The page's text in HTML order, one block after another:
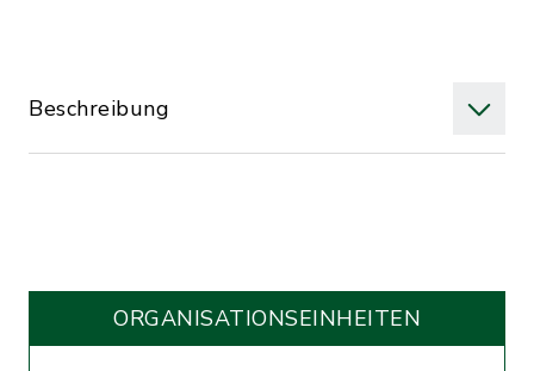
Beschreibung
ORGANISATIONS­EINHEITEN